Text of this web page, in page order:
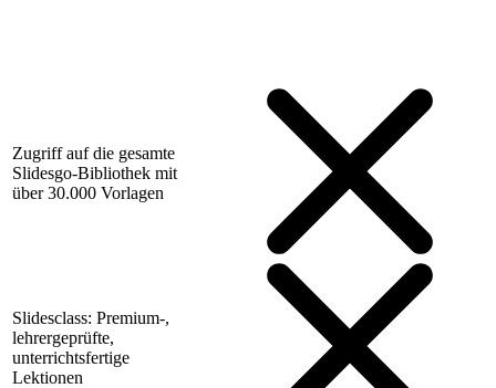
Zugriff auf die gesamte
Slidesgo-Bibliothek mit
über 30.000 Vorlagen
Slidesclass: Premium-,
lehrergeprüfte,
unterrichtsfertige
Lektionen